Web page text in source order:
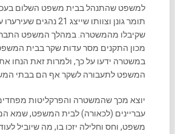
למשפט שהתנהל בבית משפט השלום בעכו
תומר גונן וצוותו שייצג
שקיבלו מהמשטרה. במהלך המשפט
מכון התקנים מסר עדות שקר בבית
במשטרה ידעו על כך, ולמרות זאת הנחו
המשפט לתעבורה לשקר אף הם בבתי
יוצא מכך שהמשטרה והפרקליטות
עבריינים (לכאורה) לבית המשפט, שמא הם
משפט, וחס וחלילה יזכו בו, מה שיוביל